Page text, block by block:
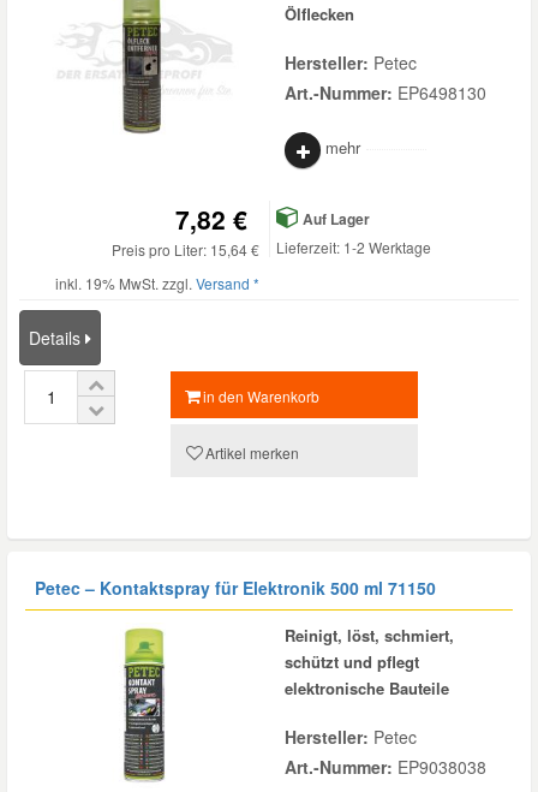
Ölflecken
Hersteller: Petec
Art.-Nummer: EP6498130
mehr
7,82 €
Preis pro Liter: 15,64 €
inkl. 19% MwSt. zzgl. Versand *
Auf Lager
Lieferzeit: 1-2 Werktage
Details
in den Warenkorb
Artikel merken
Petec – Kontaktspray für Elektronik 500 ml 71150
Reinigt, löst, schmiert,
schützt und pflegt
elektronische Bauteile
Hersteller: Petec
Art.-Nummer: EP9038038